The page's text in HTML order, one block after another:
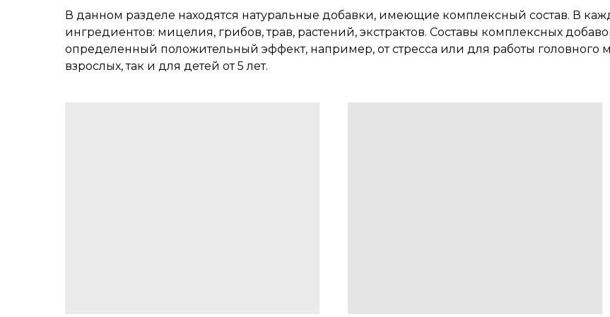
В данном разделе находятся натуральные добавки, имеющие комплексный состав. В
ингредиентов: мицелия, грибов, трав, растений, экстрактов. Составы комплексных
определенный положительный эффект, например, от стресса или для работы головного
взрослых, так и для детей от 5 лет.